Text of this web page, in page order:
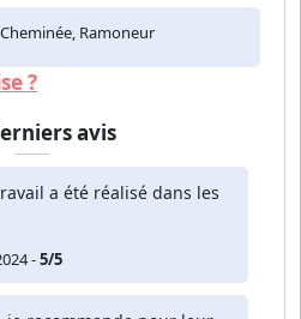
Ramoneur
?
avis
a été réalisé dans les
-5/5